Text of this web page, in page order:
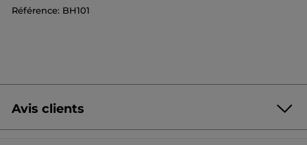
Référence: BH101
Avis clients